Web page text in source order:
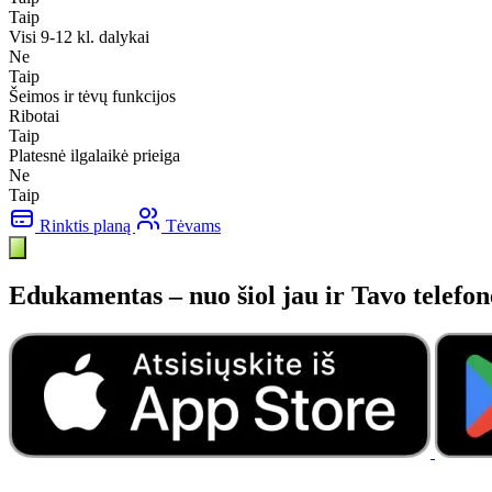
Taip
Visi 9-12 kl. dalykai
Ne
Taip
Šeimos ir tėvų funkcijos
Ribotai
Taip
Platesnė ilgalaikė prieiga
Ne
Taip
Rinktis planą
Tėvams
Edukamentas – nuo šiol jau ir Tavo